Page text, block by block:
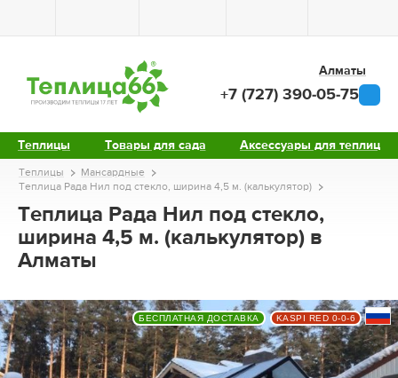
Теплицы Товары для сада Аксессуары для теплиц
Алматы
+7 (727) 390-05-75
Теплицы
Мансардные
Теплица Рада Нил под стекло, ширина 4,5 м. (калькулятор)
Теплица Рада Нил под стекло,
ширина 4,5 м. (калькулятор) в
Алматы
БЕСПЛАТНАЯ ДОСТАВКА KASPI RED 0-0-6